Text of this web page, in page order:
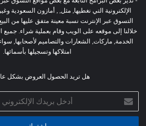
الإلكترونية التي نغطيها, مثل, , أمازون السعودية
التسوق عبر الإنترنت نسبة معينة متفق عليها من
خلالنا إلى موقعه على الويب وقام بعملية شراء. جميع
الخدمة, ماركات, الشعارات والتصاميم لأصحابها,
امتلاكها وتسجيلها بأسمائها.
هل تريد الحصول العروض بشكل
بريدك
الإلكتروني